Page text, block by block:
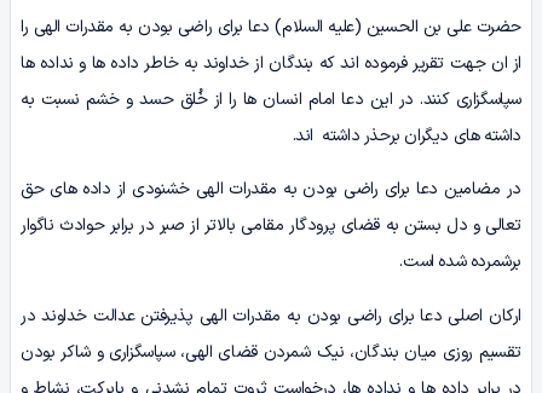
حضرت علی بن الحسین (علیه السلام) دعا برای راضی بودن به مقدرات الهی را
از ان جهت تقریر فرموده اند که بندگان از خداوند به خاطر داده ها و نداده ها
سپاسگزاری کنند. در این دعا امام انسان ها را از خُلق حسد و خشم نسبت به
داشته های دیگران برحذر داشته اند.
در مضامین دعا برای راضی بودن به مقدرات الهی خشنودی از داده های حق
تعالی و دل بستن به قضای پرودگار مقامی بالاتر از صبر در برابر حوادث ناگوار
برشمرده شده است.
ارکان اصلی دعا برای راضی بودن به مقدرات الهی پذیرفتن عدالت خداوند در
تقسیم روزی میان بندگان، نیک شمردن قضای الهی، سپاسگزاری و شاکر بودن